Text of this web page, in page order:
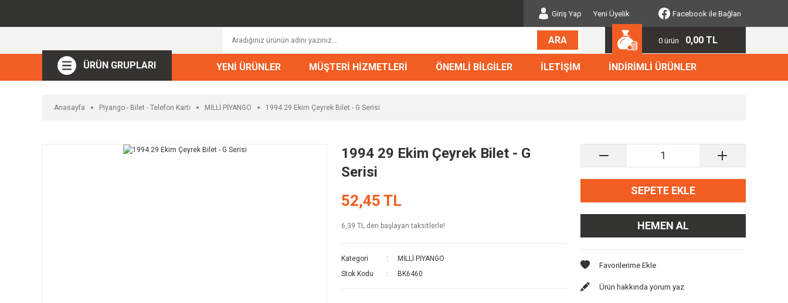
Giriş Yap Yeni Üyelik Facebook ile Bağlan
ARA 0 ürün 0,00 TL
ÜRÜN GRUPLARI YENİ ÜRÜNLER MÜŞTERİ HİZMETLERİ ÖNEMLİ BİLGİLER İLETİŞİM İNDİRİMLİ ÜRÜNLER
Anasayfa Piyango - Bilet - Telefon Kartı MİLLİ PİYANGO 1994 29 Ekim Çeyrek Bilet - G Serisi
1994 29 Ekim Çeyrek Bilet - G
Serisi
52,45 TL
6,39 TL den başlayan taksitlerle!
Kategori
MİLLİ PİYANGO
Stok Kodu
BK6460
SEPETE EKLE
HEMEN AL
Ürün hakkında yorum yaz